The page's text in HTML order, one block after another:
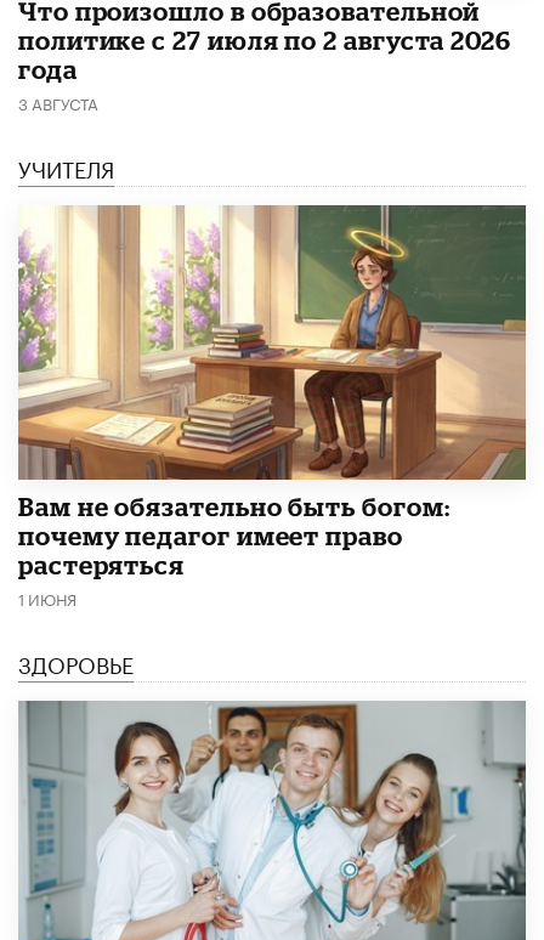
​Что произошло в образовательной
политике с 27 июля по 2 августа 2026
года
3 АВГУСТА
УЧИТЕЛЯ
​Вам не обязательно быть богом:
почему педагог имеет право
растеряться
1 ИЮНЯ
ЗДОРОВЬЕ